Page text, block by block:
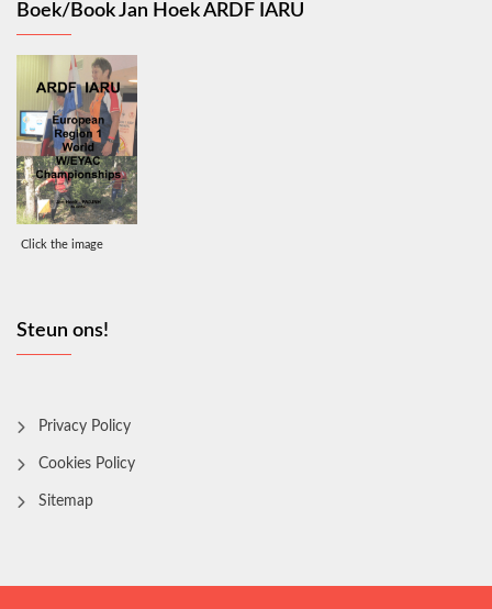
Boek/Book Jan Hoek ARDF IARU
Click the image
Steun ons!
Privacy Policy
Cookies Policy
Sitemap